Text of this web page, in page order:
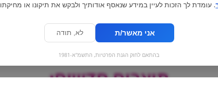
מוצרים חדשים:
. עומדת לך הזכות לעיין במידע שנאסף אודותיך ולבקש את תיקונו או
אני מאשר/ת לא, תודה
בהתאם לחוק הגנת הפרטיות, התשמ"א-1981